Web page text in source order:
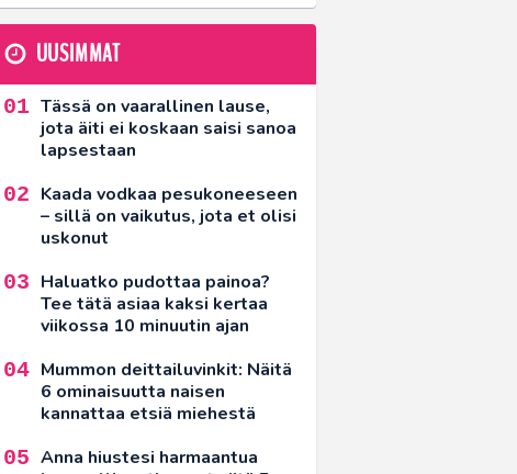
UUSIMMAT
Tässä on vaarallinen lause,
jota äiti ei koskaan saisi sanoa
lapsestaan
Kaada vodkaa pesukoneeseen
– sillä on vaikutus, jota et olisi
uskonut
Haluatko pudottaa painoa?
Tee tätä asiaa kaksi kertaa
viikossa 10 minuutin ajan
Mummon deittailuvinkit: Näitä
6 ominaisuutta naisen
kannattaa etsiä miehestä
Anna hiustesi harmaantua